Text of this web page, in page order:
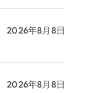
2026年8月8日
2026年8月8日